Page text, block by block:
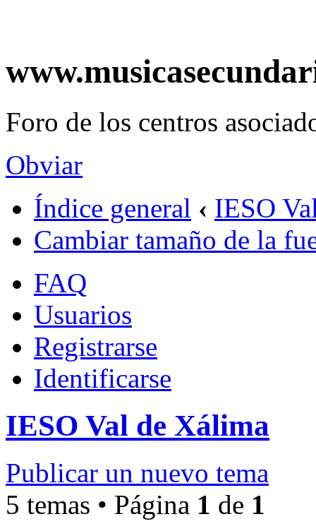
Foro de los centros
Obviar
Índice general ‹ IESO
Cambiar tamaño de la
FAQ
Usuarios
Registrarse
Identificarse
IESO Val de Xálima
Publicar un nuevo tema
5 temas • Página 1 de 1